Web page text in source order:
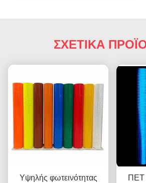
ΣΧΕΤΙΚΑ
Υψηλής φωτεινότητας
ΠΕΤ